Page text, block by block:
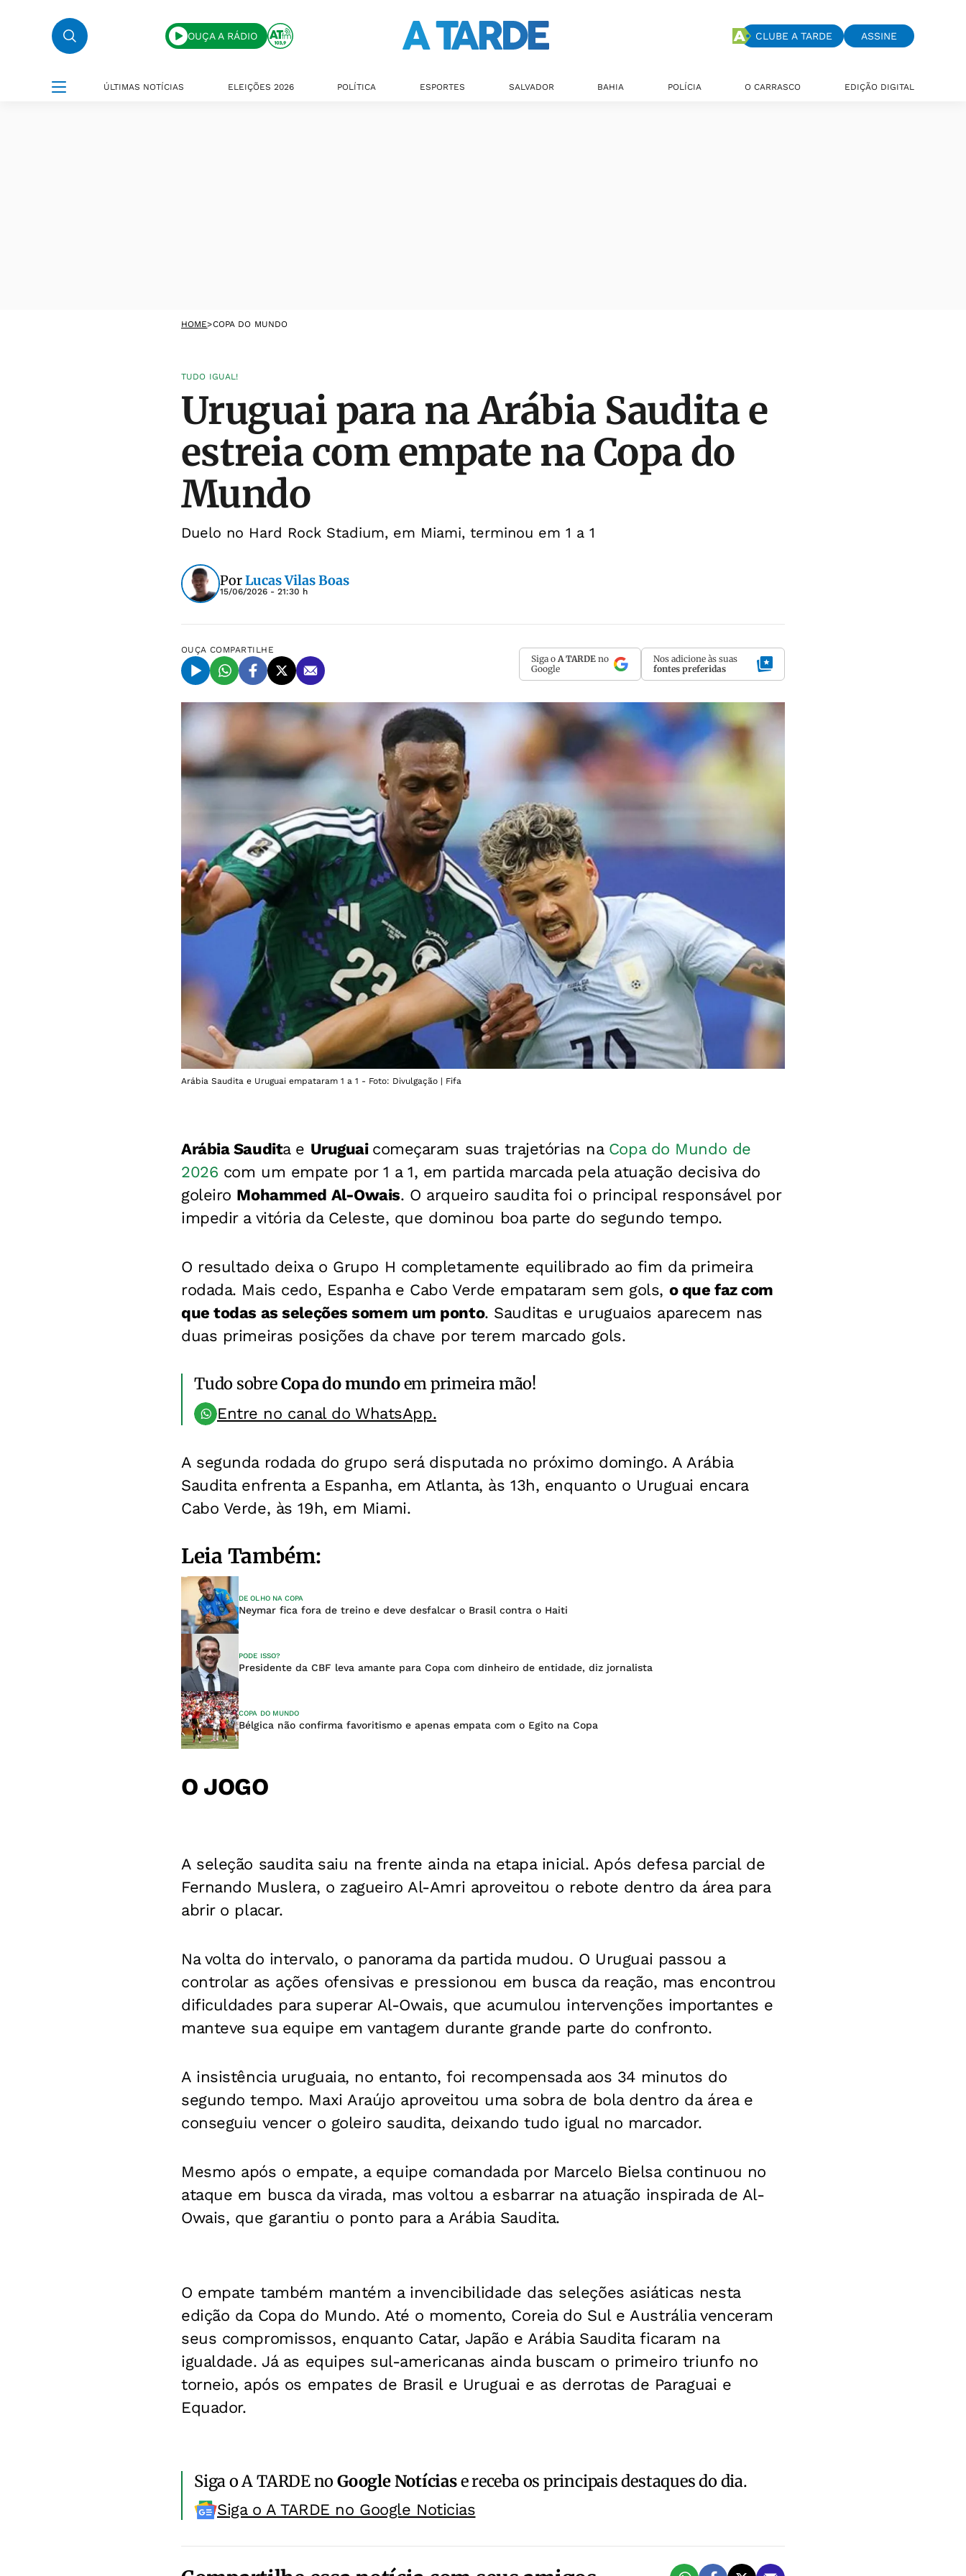
OUÇA A RÁDIO CLUBE A TARDE ASSINE
ÚLTIMAS NOTÍCIAS ELEIÇÕES 2026 POLÍTICA ESPORTES SALVADOR BAHIA POLÍCIA O CARRASCO EDIÇÃO DIGITAL
HOME>COPA DO MUNDO
TUDO IGUAL!
Uruguai para na Arábia Saudita e
estreia com empate na Copa do
Mundo
Duelo no Hard Rock Stadium, em Miami, terminou em 1 a 1
PorLucas Vilas Boas
15/06/2026 - 21:30 h
OUÇA COMPARTILHE
Siga o A TARDE no
Google
Nos adicione às suas
fontes preferidas
Arábia Saudita e Uruguai empataram 1 a 1 - Foto: Divulgação | Fifa
Arábia Saudita e Uruguai começaram suas trajetórias na Copa do Mundo de
2026 com um empate por 1 a 1, em partida marcada pela atuação decisiva do
goleiro Mohammed Al-Owais. O arqueiro saudita foi o principal responsável por
impedir a vitória da Celeste, que dominou boa parte do segundo tempo.
O resultado deixa o Grupo H completamente equilibrado ao fim da primeira
rodada. Mais cedo, Espanha e Cabo Verde empataram sem gols, o que faz com
que todas as seleções somem um ponto. Sauditas e uruguaios aparecem nas
duas primeiras posições da chave por terem marcado gols.
Tudo sobreCopa do mundoem primeira mão!
Entre no canal do WhatsApp.
A segunda rodada do grupo será disputada no próximo domingo. A Arábia
Saudita enfrenta a Espanha, em Atlanta, às 13h, enquanto o Uruguai encara
Cabo Verde, às 19h, em Miami.
Leia Também:
DE OLHO NA COPA
Neymar fica fora de treino e deve desfalcar o Brasil contra o Haiti
PODE ISSO?
Presidente da CBF leva amante para Copa com dinheiro de entidade, diz jornalista
COPA DO MUNDO
Bélgica não confirma favoritismo e apenas empata com o Egito na Copa
O JOGO
A seleção saudita saiu na frente ainda na etapa inicial. Após defesa parcial de
Fernando Muslera, o zagueiro Al-Amri aproveitou o rebote dentro da área para
abrir o placar.
Na volta do intervalo, o panorama da partida mudou. O Uruguai passou a
controlar as ações ofensivas e pressionou em busca da reação, mas encontrou
dificuldades para superar Al-Owais, que acumulou intervenções importantes e
manteve sua equipe em vantagem durante grande parte do confronto.
A insistência uruguaia, no entanto, foi recompensada aos 34 minutos do
segundo tempo. Maxi Araújo aproveitou uma sobra de bola dentro da área e
conseguiu vencer o goleiro saudita, deixando tudo igual no marcador.
Mesmo após o empate, a equipe comandada por Marcelo Bielsa continuou no
ataque em busca da virada, mas voltou a esbarrar na atuação inspirada de Al-
Owais, que garantiu o ponto para a Arábia Saudita.
O empate também mantém a invencibilidade das seleções asiáticas nesta
edição da Copa do Mundo. Até o momento, Coreia do Sul e Austrália venceram
seus compromissos, enquanto Catar, Japão e Arábia Saudita ficaram na
igualdade. Já as equipes sul-americanas ainda buscam o primeiro triunfo no
torneio, após os empates de Brasil e Uruguai e as derrotas de Paraguai e
Equador.
Siga o A TARDE noGoogle Notíciase receba os principais destaques do dia.
Siga o A TARDE no Google Noticias